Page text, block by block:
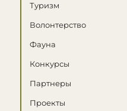
Туризм
Волонтерство
Фауна
Конкурсы
Партнеры
Проекты